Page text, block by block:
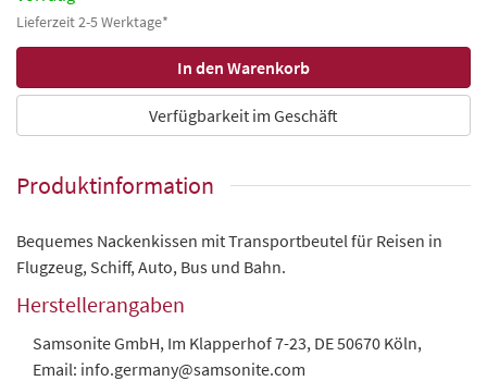
Lieferzeit 2-5 Werktage*
Verfügbarkeit im Geschäft
Produktinformation
Bequemes Nackenkissen mit Transportbeutel für Reisen in
Flugzeug, Schiff, Auto, Bus und Bahn.
Herstellerangaben
Samsonite GmbH, Im Klapperhof 7-23, DE 50670 Köln,
Email: info.germany@samsonite.com